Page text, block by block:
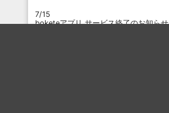
7/15
boketeアプリ サービス終了のお知らせ